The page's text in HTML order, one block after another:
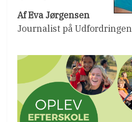
Af Eva Jørgensen
Journalist på Udfordringen